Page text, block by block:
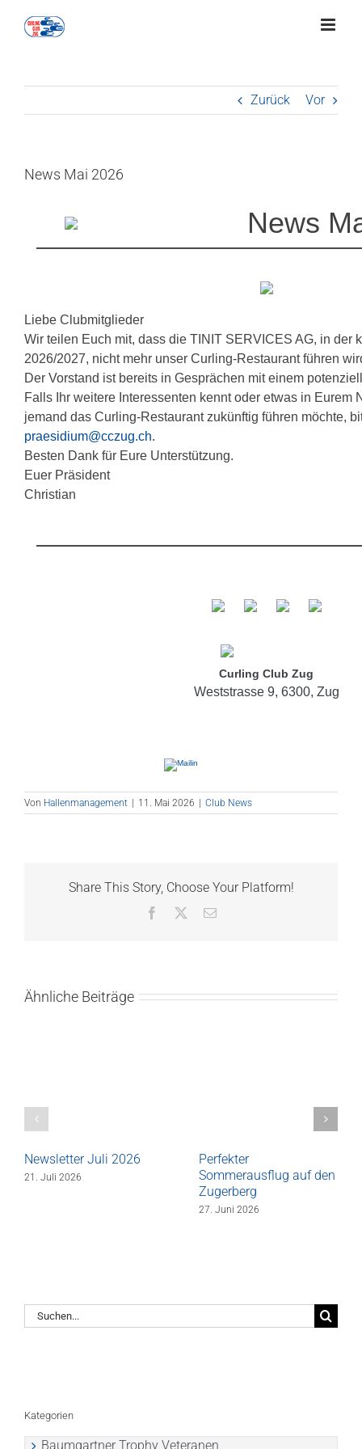
Inhalt
Zurück Vor
News Mai 2026
News
Liebe Clubmitglieder
Wir teilen Euch mit, dass die TINIT SERVICES AG, in der
2026/2027, nicht mehr unser Curling-Restaurant führen
Der Vorstand ist bereits in Gesprächen mit einem
Falls Ihr weitere Interessenten kennt oder etwas in Eurem
jemand das Curling-Restaurant zukünftig führen möchte,
praesidium@cczug.ch.
Besten Dank für Eure Unterstützung.
Euer Präsident
Christian
Curling Club Zug
Weststrasse 9, 6300, Zug
Von Hallenmanagement 11. Mai 2026 Club News
Share This Story, Choose Your Platform!
Facebook
E-
Ähnliche Beiträge
Newsletter Juli 2026
21. Juli 2026
Perfekter
Sommerausflug auf den
Zugerberg
27. Juni 2026
Suche
nach:
Kategorien
Baumgartner Trophy Veteranen